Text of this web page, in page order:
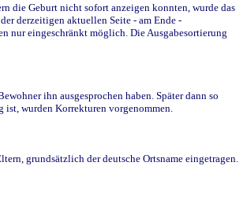
die Geburt nicht sofort anzeigen konnten, wurde das
derzeitigen aktuellen Seite - am Ende -
nur eingeschränkt möglich. Die Ausgabesortierung
ihn ausgesprochen haben. Später dann so
wurden Korrekturen vorgenommen.
grundsätzlich der deutsche Ortsname eingetragen.